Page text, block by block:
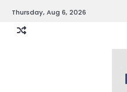
content
Thursday, Aug 6, 2026